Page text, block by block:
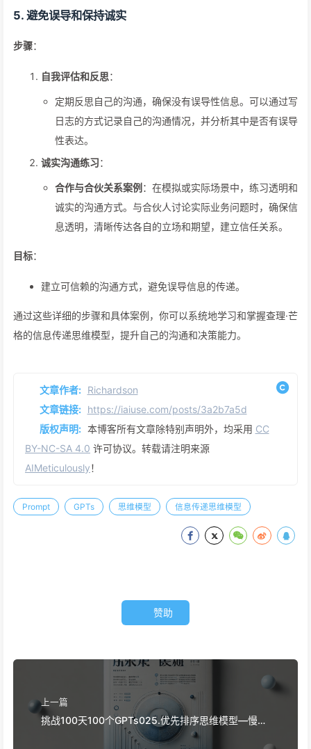
5. 避免误导和保持诚实
步骤：
自我评估和反思：
定期反思自己的沟通，确保没有误导性信息。可以通过写
日志的方式记录自己的沟通情况，并分析其中是否有误导
性表达。
诚实沟通练习：
合作与合伙关系案例 ：在模拟或实际场景中，练习透明和
诚实的沟通方式。与合伙人讨论实际业务问题时，确保信
息透明，清晰传达各自的立场和期望，建立信任关系。
目标：
建立可信赖的沟通方式，避免误导信息的传递。
通过这些详细的步骤和具体案例，你可以系统地学习和掌握查理·芒
格的信息传递思维模型，提升自己的沟通和决策能力。
文章作者: Richardson
文章链接: https://iaiuse.com/posts/3a2b7a5d
版权声明: 本博客所有文章除特别声明外，均采用 CC
BY-NC-SA 4.0 许可协议。转载请注明来源
AIMeticulously！
Prompt GPTs 思维模型 信息传递思维模型
赞助
上一篇
挑战100天100个GPTs025.优先排序思维模型—慢慢